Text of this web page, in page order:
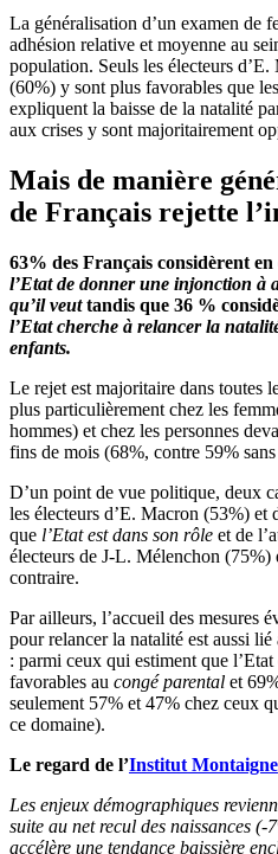
La généralisation d’un examen de
adhésion relative et moyenne au
population. Seuls les électeurs
(60%) y sont plus favorables que
expliquent la baisse de la natalité
aux crises y sont majoritairement
Mais de manière
de Français rejette
63% des Français considèrent en
l’Etat de donner une injonction à
qu’il veuttandis que 36 %
l’Etat cherche à relancer la
enfants.
Le rejet est majoritaire dans toutes
plus particulièrement chez les
hommes) et chez les personnes
fins de mois (68%, contre 59%
D’un point de vue politique, deux
les électeurs d’E. Macron (53%) et
que l’Etat est dans son rôle et de
électeurs de J-L. Mélenchon
contraire.
Par ailleurs, l’accueil des mesures
pour relancer la natalité est aussi
: parmi ceux qui estiment que
favorables au congé parental et
seulement 57% et 47% chez ceux
ce domaine).
Le regard de l’Institut Montaigne
Les enjeux démographiques
suite au net recul des naissances
accélère une tendance baissière